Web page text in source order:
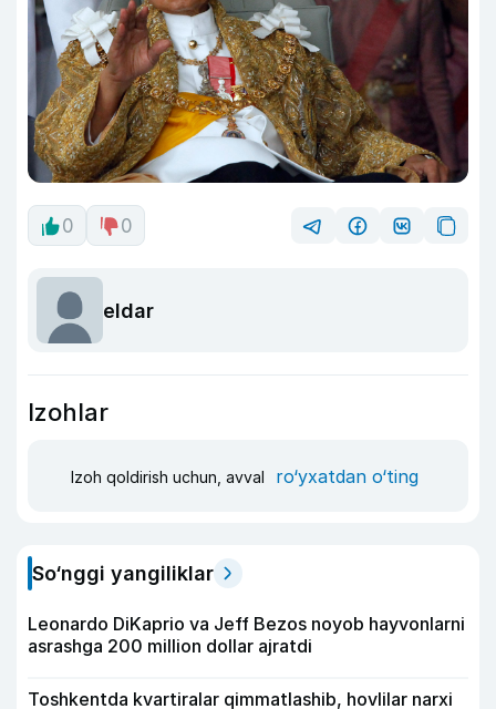
0 0
eldar
Izohlar
Izoh qoldirish uchun, avval ro‘yxatdan o‘ting
So‘nggi yangiliklar
Leonardo DiKaprio va Jeff Bezos noyob hayvonlarni
asrashga 200 million dollar ajratdi
Toshkentda kvartiralar qimmatlashib, hovlilar narxi